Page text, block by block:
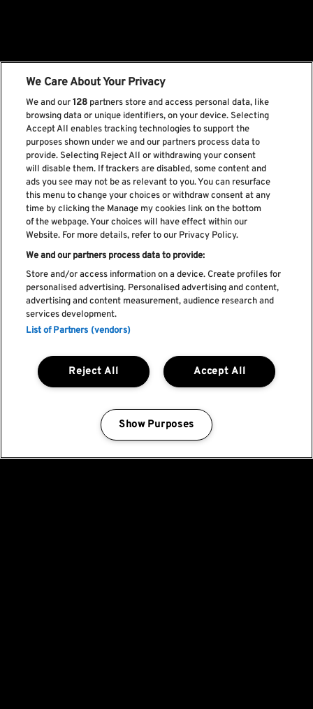
We Care About Your Privacy
We and our128 partners store and access personal data, like
browsing data or unique identifiers, on your device. Selecting
Accept All enables tracking technologies to support the
purposes shown under we and our partners process data to
provide. Selecting Reject All or withdrawing your consent
will disable them. If trackers are disabled, some content and
ads you see may not be as relevant to you. You can resurface
this menu to change your choices or withdraw consent at any
time by clicking the Manage my cookies link on the bottom
of the webpage. Your choices will have effect within our
Website. For more details, refer to our Privacy Policy.
We and our partners process data to provide:
Store and/or access information on a device. Create profiles for
personalised advertising. Personalised advertising and content,
advertising and content measurement, audience research and
services development.
List of Partners (vendors)
Accept All
Reject All
Show Purposes